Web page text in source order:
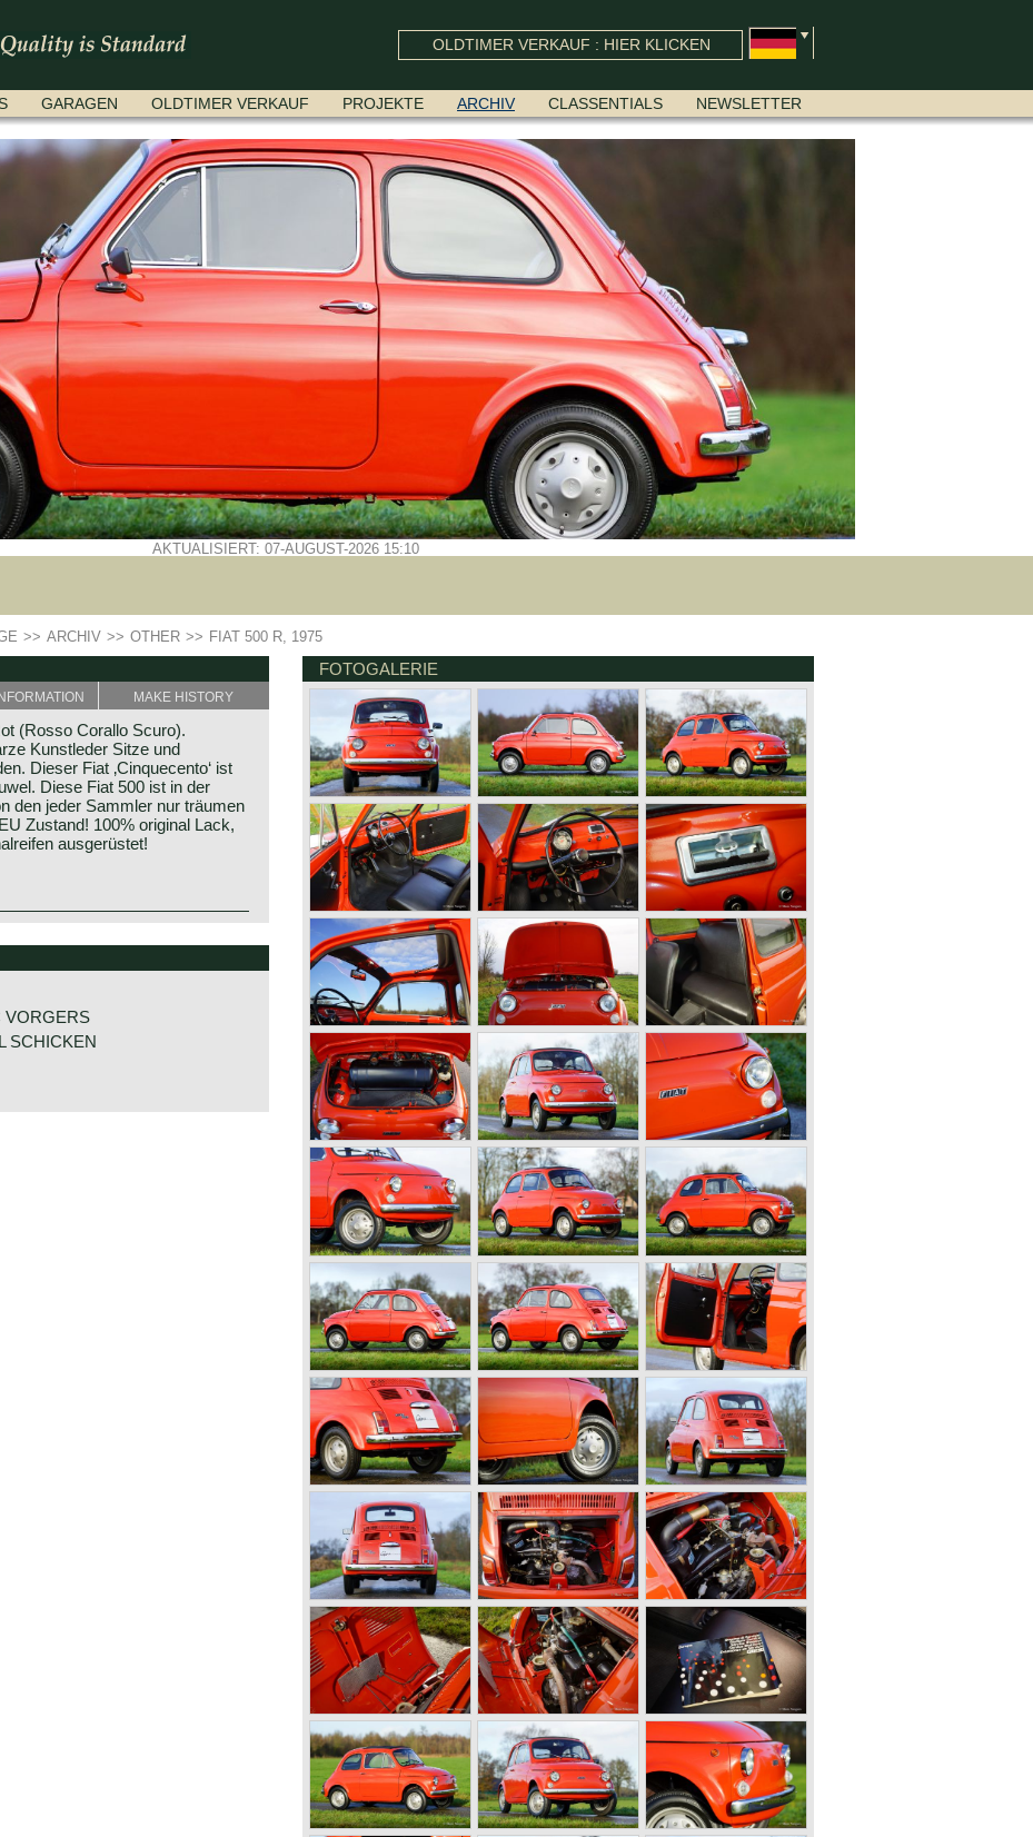
OLDTIMER VERKAUF : HIER KLICKEN
GARAGEN OLDTIMER VERKAUF PROJEKTE ARCHIV CLASSENTIALS NEWSLETTER
AKTUALISIERT: 07-AUGUST-2026 15:10
>> ARCHIV >> OTHER >> FIAT 500 R, 1975
MAKE HISTORY
(Rosso Corallo Scuro).
Kunstleder Sitze und
Dieser Fiat ‚Cinquecento‘ ist
Diese Fiat 500 ist in der
den jeder Sammler nur träumen
Zustand! 100% original Lack,
ausgerüstet!
until the year 1975. The R for
of the bumper over-riders and
cars basically shared the
output specifications.
VORGERS
SCHICKEN
FOTOGALERIE